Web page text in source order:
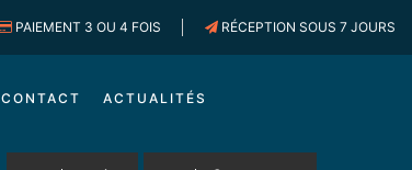
PAIEMENT 3 OU 4 FOIS RÉCEPTION SOUS 7 JOURS
CONTACT ACTUALITÉS